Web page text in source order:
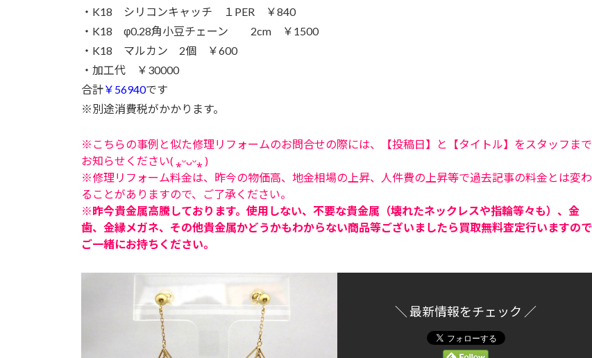
・K18 シリコンキャッチ １PER ￥840
・K18 φ0.28角小豆チェーン 2cm ￥1500
・K18 マルカン 2個 ￥600
・加工代 ￥30000
合計￥56940です
※別途消費税がかかります。
※こちらの事例と似た修理リフォームのお問合せの際には、【投稿日】と【タイトル】をスタッフまで
お知らせください( ⁎ᵕᴗᵕ⁎ )
※修理リフォーム料金は、昨今の物価高、地金相場の上昇、人件費の上昇等で過去記事の料金とは変わ
ることがありますので、ご了承ください。
※昨今貴金属高騰しております。使用しない、不要な貴金属（壊れたネックレスや指輪等々も）、金
歯、金縁メガネ、その他貴金属かどうかもわからない商品等ございましたら買取無料査定行いますので
ご一緒にお持ちください。
＼ 最新情報をチェック ／